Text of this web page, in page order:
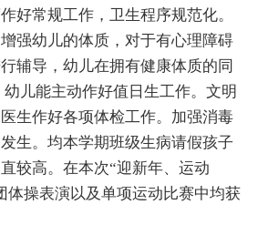
好常规工作，卫生程序规范化。
强幼儿的体质，对于有心理障碍
辅导，幼儿在拥有健康体质的同
儿能主动作好值日生工作。文明
生作好各项体检工作。加强消毒
生。均本学期班级生病请假孩子
较高。在本次“迎新年、运动
体操表演以及单项运动比赛中均获